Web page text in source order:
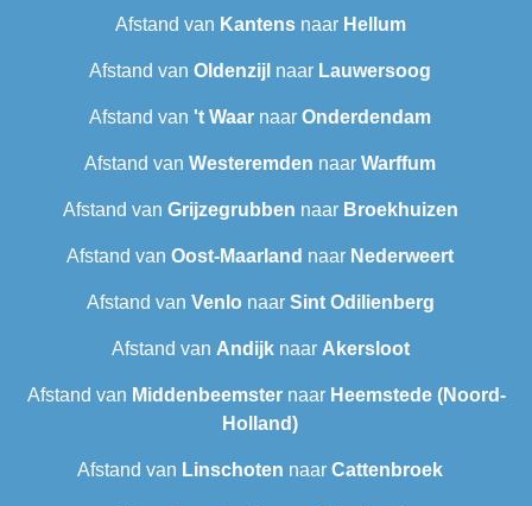
Afstand van Kantensnaar Hellum
Afstand van Oldenzijl naar Lauwersoog
Afstand van 't Waar naar Onderdendam
Afstand van Westeremden naar Warffum
Afstand van Grijzegrubben naar Broekhuizen
Afstand van Oost-Maarland naar Nederweert
Afstand van Venlo naar Sint Odilienberg
Afstand van Andijknaar Akersloot
Afstand van Middenbeemsternaar Heemstede (Noord-
Holland)
Afstand van Linschoten naar Cattenbroek